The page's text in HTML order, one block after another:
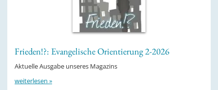
Frieden!?: Evangelische Orientierung 2-2026
Aktuelle Ausgabe unseres Magazins
weiterlesen »